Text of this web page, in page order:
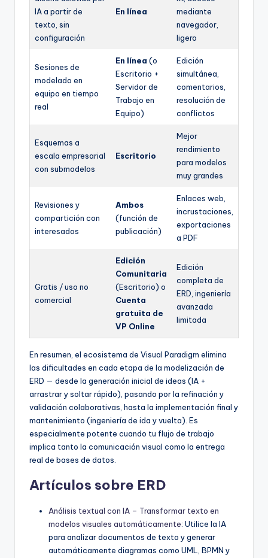
IA a partir de
texto, sin
configuración
En línea
mediante
navegador,
ligero
Sesiones de
modelado en
equipo en tiempo
real
En línea (o
Escritorio +
Servidor de
Trabajo en
Equipo)
Edición
simultánea,
comentarios,
resolución de
conflictos
Esquemas a
escala empresarial
con submodelos
Escritorio
Mejor
rendimiento
para modelos
muy grandes
Revisiones y
compartición con
interesados
Ambos
(función de
publicación)
Enlaces web,
incrustaciones,
exportaciones
a PDF
Gratis / uso no
comercial
Edición
Comunitaria
(Escritorio) o
Cuenta
gratuita de
VP Online
Edición
completa de
ERD, ingeniería
avanzada
limitada
En resumen, el ecosistema de Visual Paradigm elimina
las dificultades en cada etapa de la modelización de
ERD — desde la generación inicial de ideas (IA +
arrastrar y soltar rápido), pasando por la refinación y
validación colaborativas, hasta la implementación final y
mantenimiento (ingeniería de ida y vuelta). Es
especialmente potente cuando tu flujo de trabajo
implica tanto la comunicación visual como la entrega
real de bases de datos.
Artículos sobre ERD
Análisis textual con IA – Transformar texto en
modelos visuales automáticamente: Utilice la IA
para analizar documentos de texto y generar
automáticamente diagramas como UML, BPMN y